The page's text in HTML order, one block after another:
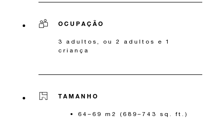
OCUPAÇÃO
3 adultos, ou 2 adultos e 1
criança
TAMANHO
64–69 m2 (689–743 sq. ft.)